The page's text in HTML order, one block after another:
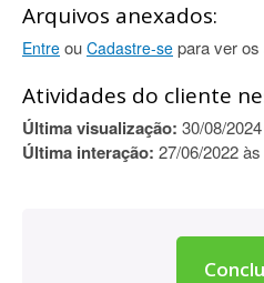
Arquivos anexados:
Entre ou Cadastre-se para ver
Atividades do cliente
Última visualização: 30/08/
Última interação: 27/06/2022